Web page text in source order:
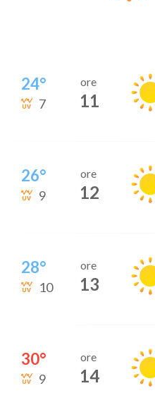
24°
7
ore
11
26°
9
ore
12
28°
10
ore
13
30°
9
ore
14